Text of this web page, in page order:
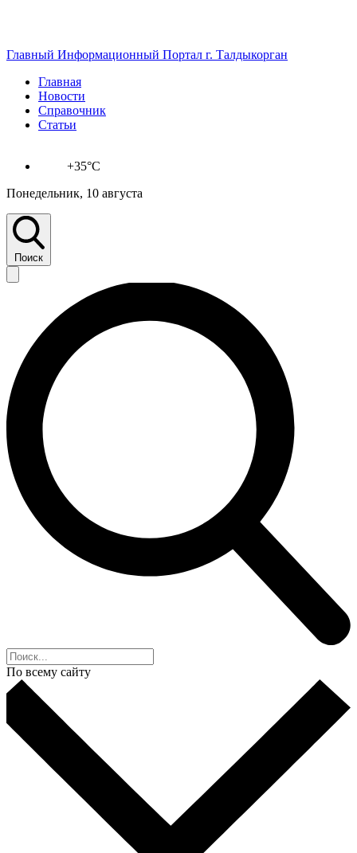
Главный Информационный Портал г. Талдыкорган
Главная
Новости
Справочник
Статьи
+35°C
Понедельник, 10 августа
Поиск
По всему сайту